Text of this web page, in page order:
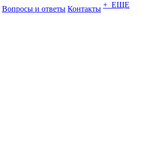
Вопросы и ответы Контакты + ЕЩЕ